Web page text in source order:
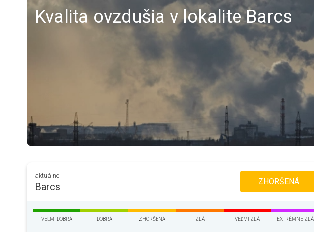
Kvalita ovzdušia v lokalite Barcs
aktuálne
Barcs ZHORŠENÁ
VEĽMI DOBRÁ DOBRÁ ZHORŠENÁ ZLÁ VEĽMI ZLÁ EXTRÉMNE ZLÁ